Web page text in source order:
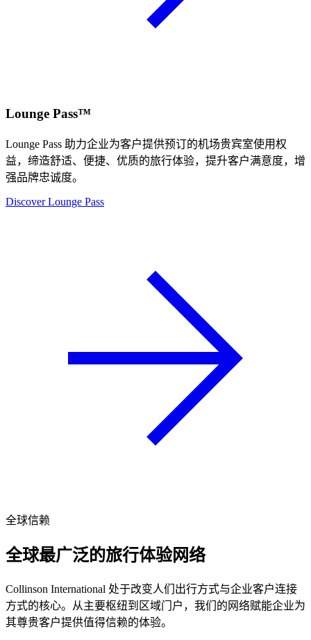
Lounge Pass™
Lounge Pass 助力企业为客户提供预订的机场贵宾室使用权
益，缔造舒适、便捷、优质的旅行体验，提升客户满意度，增
强品牌忠诚度。
Discover Lounge Pass
全球信赖
全球最广泛的旅行体验网络
Collinson International 处于改变人们出行方式与企业客户连接
方式的核心。从主要枢纽到区域门户，我们的网络赋能企业为
其尊贵客户提供值得信赖的体验。